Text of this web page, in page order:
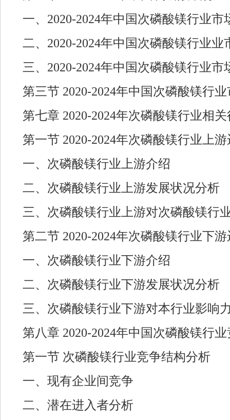
一、2020-2024年中国次磷酸镁行业市
二、2020-2024年中国次磷酸镁行业
三、2020-2024年中国次磷酸镁行业
第三节 2020-2024年中国次磷酸镁行
第七章 2020-2024年次磷酸镁行业相
第一节 2020-2024年次磷酸镁行业上
一、次磷酸镁行业上游介绍
二、次磷酸镁行业上游发展状况分析
三、次磷酸镁行业上游对次磷酸镁行
第二节 2020-2024年次磷酸镁行业下
一、次磷酸镁行业下游介绍
二、次磷酸镁行业下游发展状况分析
三、次磷酸镁行业下游对本行业影响
第八章 2020-2024年中国次磷酸镁行
第一节 次磷酸镁行业竞争结构分析
一、现有企业间竞争
二、潜在进入者分析